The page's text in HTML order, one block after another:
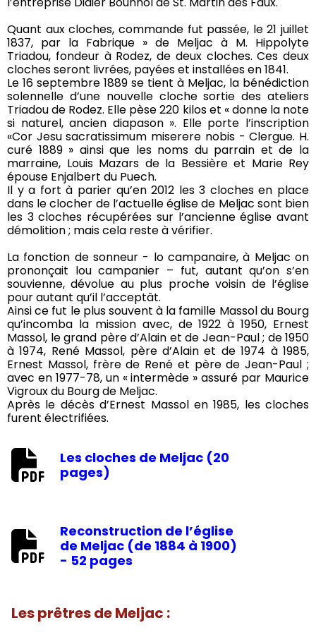
Quant aux cloches, commande fut passée, le 21 juillet
1837, par la Fabrique » de Meljac à M. Hippolyte
Triadou, fondeur à Rodez, de deux cloches. Ces deux
cloches seront livrées, payées et installées en 1841.
Le 16 septembre 1889 se tient à Meljac, la bénédiction
solennelle d’une nouvelle cloche sortie des ateliers
Triadou de Rodez. Elle pèse 220 kilos et « donne la note
si naturel, ancien diapason ». Elle porte l’inscription
«Cor Jesu sacratissimum miserere nobis - Clergue. H.
curé 1889 » ainsi que les noms du parrain et de la
marraine, Louis Mazars de la Bessière et Marie Rey
épouse Enjalbert du Puech.
Il y a fort à parier qu’en 2012 les 3 cloches en place
dans le clocher de l’actuelle église de Meljac sont bien
les 3 cloches récupérées sur l’ancienne église avant
démolition ; mais cela reste à vérifier.
La fonction de sonneur - lo campanaire, à Meljac on
prononçait lou campanier – fut, autant qu’on s’en
souvienne, dévolue au plus proche voisin de l’église
pour autant qu’il l’acceptât.
Ainsi ce fut le plus souvent à la famille Massol du Bourg
qu’incomba la mission avec, de 1922 à 1950, Ernest
Massol, le grand père d’Alain et de Jean-Paul ; de 1950
à 1974, René Massol, père d’Alain et de 1974 à 1985,
Ernest Massol, frère de René et père de Jean-Paul ;
avec en 1977-78, un « intermède » assuré par Maurice
Vigroux du Bourg de Meljac.
Après le décès d’Ernest Massol en 1985, les cloches
furent électrifiées.
Les cloches de Meljac (20
pages)
Reconstruction de l’église
de Meljac (de 1884 à 1900)
- 52 pages
Les prêtres de Meljac :